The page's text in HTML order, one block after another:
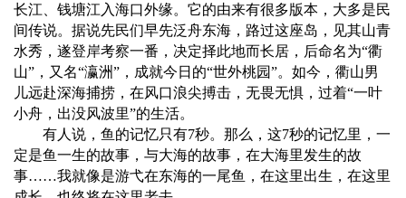
长江、钱塘江入海口外缘。它的由来有很多版本，大多是民
间传说。据说先民们早先泛舟东海，路过这座岛，见其山青
水秀，遂登岸考察一番，决定择此地而长居，后命名为“衢
山”，又名“瀛洲”，成就今日的“世外桃园”。如今，衢山男
儿远赴深海捕捞，在风口浪尖搏击，无畏无惧，过着“一叶
小舟，出没风波里”的生活。
有人说，鱼的记忆只有7秒。那么，这7秒的记忆里，一
定是鱼一生的故事，与大海的故事，在大海里发生的故
事……我就像是游弋在东海的一尾鱼，在这里出生，在这里